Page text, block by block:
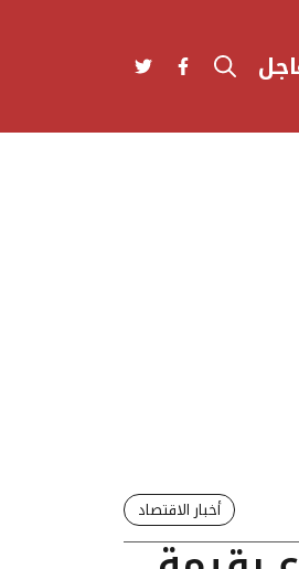
أخبار الاقتصاد